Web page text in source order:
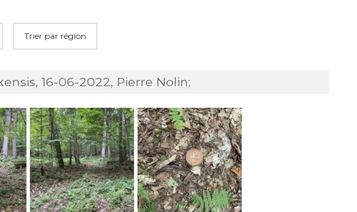
Trier par région
16-06-2022, Pierre Nolin;